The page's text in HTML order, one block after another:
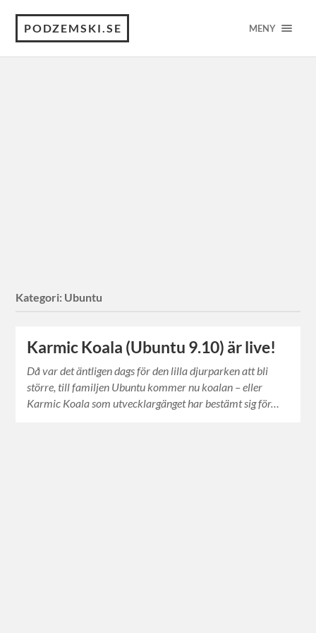
PODZEMSKI.SE MENY
Kategori: Ubuntu
Karmic Koala (Ubuntu 9.10) är live!
Då var det äntligen dags för den lilla djurparken att bli
större, till familjen Ubuntu kommer nu koalan – eller
Karmic Koala som utvecklargänget har bestämt sig för…